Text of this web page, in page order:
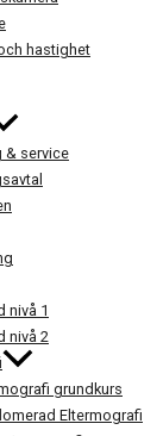
hastighet
& service
nivå 1
nivå 2
grundkurs
Eltermografi